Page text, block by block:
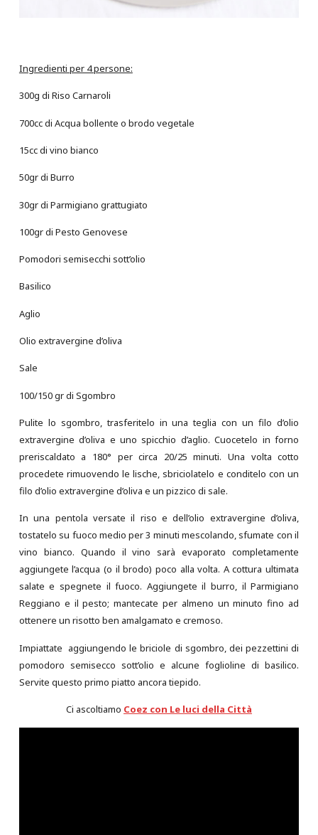
Ingredienti per 4 persone:
300g di Riso Carnaroli
700cc di Acqua bollente o brodo vegetale
15cc di vino bianco
50gr di Burro
30gr di Parmigiano grattugiato
100gr di Pesto Genovese
Pomodori semisecchi sott’olio
Basilico
Aglio
Olio extravergine d’oliva
Sale
100/150 gr di Sgombro
Pulite lo sgombro, trasferitelo in una teglia con un filo d’olio
extravergine d’oliva e uno spicchio d’aglio. Cuocetelo in forno
preriscaldato a 180° per circa 20/25 minuti. Una volta cotto
procedete rimuovendo le lische, sbriciolatelo e conditelo con un
filo d’olio extravergine d’oliva e un pizzico di sale.
In una pentola versate il riso e dell’olio extravergine d’oliva,
tostatelo su fuoco medio per 3 minuti mescolando, sfumate con il
vino bianco. Quando il vino sarà evaporato completamente
aggiungete l’acqua (o il brodo) poco alla volta. A cottura ultimata
salate e spegnete il fuoco. Aggiungete il burro, il Parmigiano
Reggiano e il pesto; mantecate per almeno un minuto fino ad
ottenere un risotto ben amalgamato e cremoso.
Impiattate aggiungendo le briciole di sgombro, dei pezzettini di
pomodoro semisecco sott’olio e alcune foglioline di basilico.
Servite questo primo piatto ancora tiepido.
Ci ascoltiamo Coez con Le luci della Città